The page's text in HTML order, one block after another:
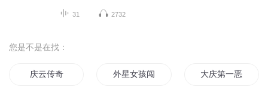
31 2732
您是不是在找：
庆云传奇 外星女孩闯地球 大庆第一恶